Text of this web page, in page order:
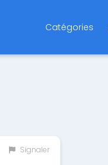
Catégories
Signaler